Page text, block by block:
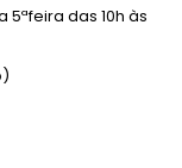
das 10h às